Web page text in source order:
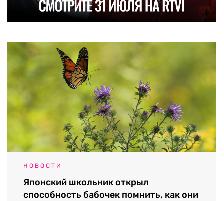
НОВОСТИ
Японский школьник открыл
способность бабочек помнить, как они